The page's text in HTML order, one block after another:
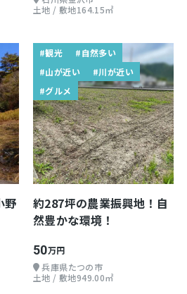
土地 / 敷地164.15㎡
野
#観光
#自然多い
#山が近い
#川が近い
#グルメ
約287坪の農業振興地！自
然豊かな環境！
50万円
兵庫県たつの市
土地 / 敷地949.00㎡